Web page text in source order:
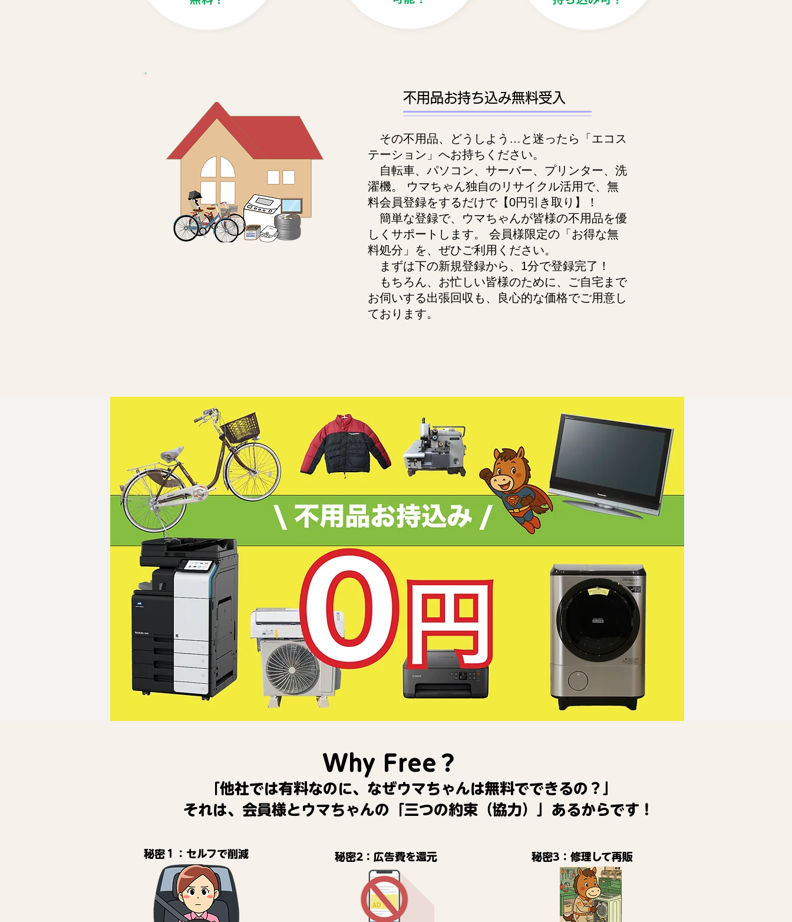
不用品お持ち込み無料受入
その不用品、どうしよう…と迷ったら「エコス
テーション」へお持ちください。
自転車、パソコン、サーバー、プリンター、洗
濯機。 ウマちゃん独自のリサイクル活用で、無
料会員登録をするだけで【0円引き取り】！
簡単な登録で、ウマちゃんが皆様の不用品を優
しくサポートします。 会員様限定の「お得な無
料処分」を、ぜひご利用ください。
まずは下の新規登録から、1分で登録完了！
もちろん、お忙しい皆様のために、ご自宅まで
お伺いする出張回収も、良心的な価格でご用意し
ております。
Why Free？
「他社では有料なのに、なぜウマちゃんは無料でできるの？」
それは、会員様とウマちゃんの「三つの約束（協力）」あるからです！
秘密１：セルフで削減 秘密2：広告費を還元 秘密3：修理して再販